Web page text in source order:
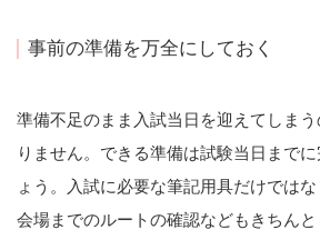
事前の準備を万全にしておく
準備不足のまま入試当日を迎えてしま
りません。できる準備は試験当日まで
ょう。入試に必要な筆記用具だけでは
会場までのルートの確認などもきちん